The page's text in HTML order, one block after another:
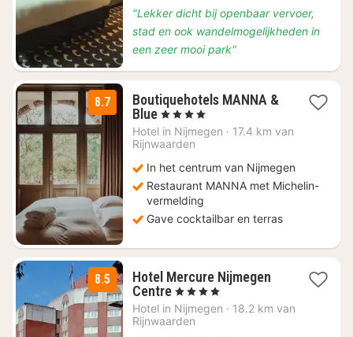
"Lekker dicht bij openbaar vervoer,
stad en ook wandelmogelijkheden in
een zeer mooi park"
8.7
Boutiquehotels MANNA &
Blue1
nacht
vanaf
119
, 4 Sterren
Hotel in Nijmegen · 17.4 km van
Rijnwaarden
In het centrum van Nijmegen
Restaurant MANNA met Michelin-
vermelding
Gave cocktailbar en terras
8.5
Hotel Mercure Nijmegen
Centre2
nachten
vanaf
, 4 Sterren
Hotel in Nijmegen · 18.2 km van
Rijnwaarden